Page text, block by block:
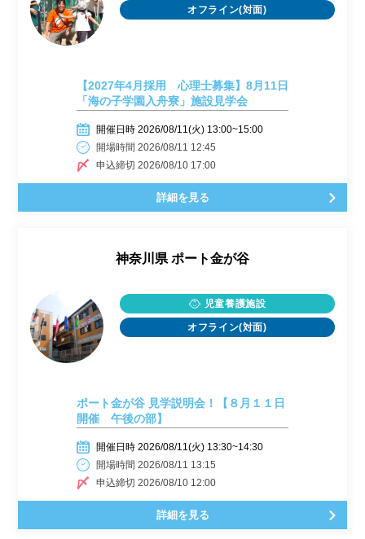
オフライン(対面)
【2027年4月採用 心理士募集】8月11日
「海の子学園入舟寮」施設見学会
開催日時 2026/08/11(火) 13:00~15:00
開場時間 2026/08/11 12:45
申込締切 2026/08/10 17:00
詳細を見る
神奈川県 ポート金が谷
児童養護施設
オフライン(対面)
ポート金が谷 見学説明会！【８月１１日
開催 午後の部】
開催日時 2026/08/11(火) 13:30~14:30
開場時間 2026/08/11 13:15
申込締切 2026/08/10 12:00
詳細を見る